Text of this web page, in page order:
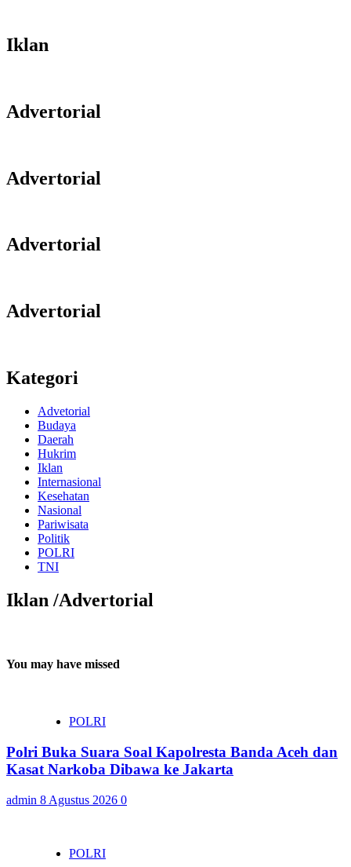
Iklan
Advertorial
Advertorial
Advertorial
Advertorial
Kategori
Advetorial
Budaya
Daerah
Hukrim
Iklan
Internasional
Kesehatan
Nasional
Pariwisata
Politik
POLRI
TNI
Iklan /Advertorial
You may have missed
POLRI
Polri Buka Suara Soal Kapolresta Banda Aceh dan
Kasat Narkoba Dibawa ke Jakarta
admin 8 Agustus 2026 0
POLRI